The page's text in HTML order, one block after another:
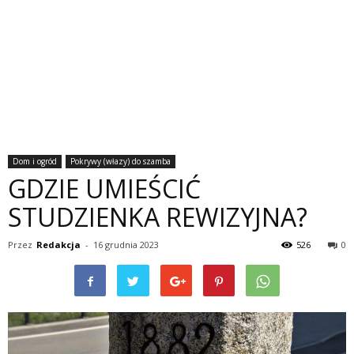
Dom i ogród Pokrywy (włazy) do szamba
GDZIE UMIEŚCIĆ
STUDZIENKA REWIZYJNA?
Przez Redakcja - 16 grudnia 2023 0
526